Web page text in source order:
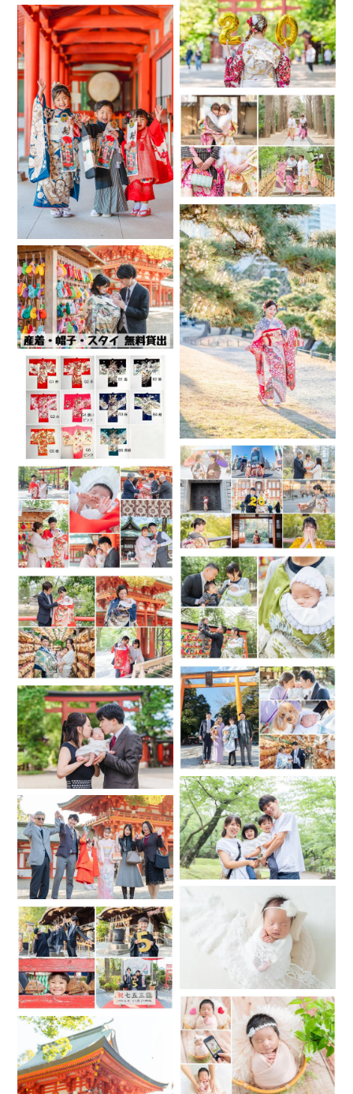
私は屋外撮影では基本フラッシュを使わず太陽光のみで撮影
を行っております。ポートフォリオに掲載しているものは全
て太陽光のみで撮影したものになります。お天気が曇りでも
大丈夫です。フラッシュの眩しい光が苦手な方はぜひお任せ
ください！
（ご自宅など屋内撮影ではお部屋の明るさに応じてフラッシ
ュを使用させていただきます。）
撮影の時間が、一生の思い出の時間となるよう、楽しく！心
を込めて！撮影させていただきます！✨
どうぞよろしくお願いいたします( *´﹀`* )
instagramにも多数作例を載せております。
よろしければご覧ください♪
@tajifilm_photo
※fotowaからご予約と、Instagramからのご予約では料金・撮
影内容や納品枚数が異なります。fotowaからメッセージいた
だいた場合、fotowaの価格・プランでのご案内となります。
- - - - - - - - - -
◆ご予約について
スケジュールが○になっている場合でも、すでにお問い合わせ
をいただいていたり、前後の撮影場所からの移動時間の都合
上、受付できかねる場合があります。
fotowaでは「予約する」より直ぐに予約リクエストを送るこ
とができる仕様にはなっていますが、スケジュールが◯であ
っても必ずしも撮影可能ではありません。
（例：10:00～11:00に大宮氷川神社で撮影の予約が入ってい
る場合、大宮氷川神社であれば11:30～ご予約を受付すること
ができるためスケジュールは「11:30を○」としております。
ですが、川越氷川神社で撮影ご希望の場合、移動時間が確保
できないため午前の撮影はできかねます。）
お問合せの際は、下記フォームをご記入上メッセージをお願
いいたします。
※就寝中は通知はオフにしておりますので、深夜や早朝のお問
い合わせも歓迎です。
≪お宮参り・七五三・家族・成人式などのロケーションフォ
ト≫
①撮影希望日、時間
②撮影場所
③撮影内容(お宮参り、七五三、誕生日など)
④お子様がいる場合、ご年齢と性別(ご兄弟全員分)
⑤その他ご質問など(産着など貸出希望がございましたらご連
絡ください)
をお願いいたします。
≪ニューボーンフォト≫
①撮影希望日、時間
②ご自宅の市区町村
③駐車場の有無→自宅、マンション来客用、その他
④ご出産予定日、産後の方はご出産日
をお願いいたします。